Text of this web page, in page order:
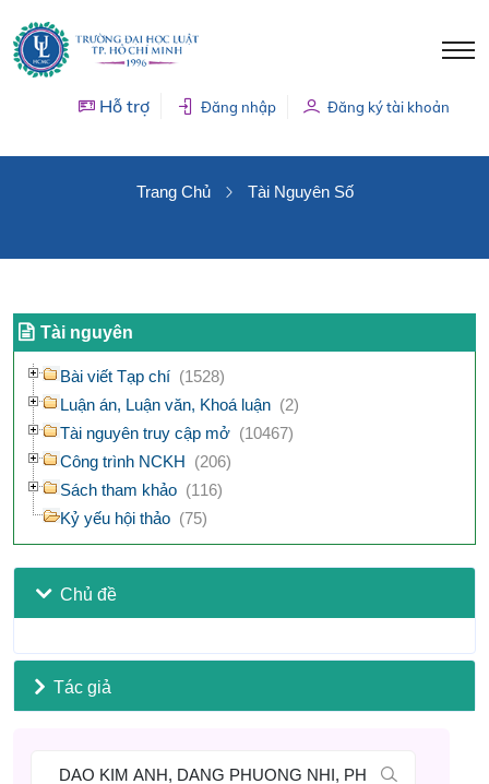
Hỗ trợ Đăng nhập Đăng ký tài khoản
Trang Chủ Tài Nguyên Số
Tài nguyên
Bài viết Tạp chí (1528)
Luận án, Luận văn, Khoá luận (2)
Tài nguyên truy cập mở (10467)
Công trình NCKH (206)
Sách tham khảo (116)
Kỷ yếu hội thảo (75)
Chủ đề
Tác giả